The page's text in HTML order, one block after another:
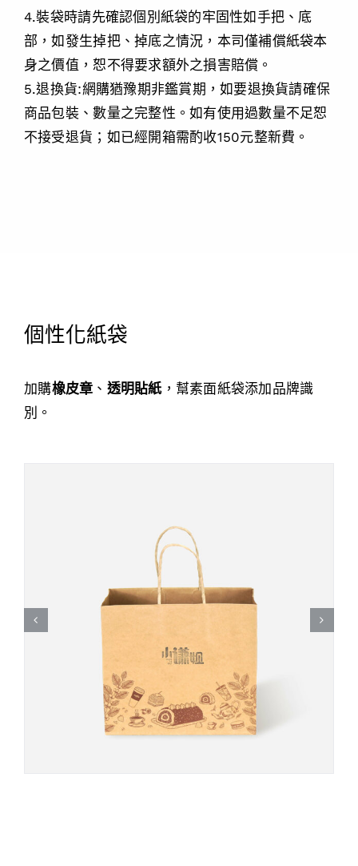
4.裝袋時請先確認個別紙袋的牢固性如手把、底
部，如發生掉把、掉底之情況，本司僅補償紙袋本
身之價值，恕不得要求額外之損害賠償。
5.退換貨:網購猶豫期非鑑賞期，如要退換貨請確保
商品包裝、數量之完整性。如有使用過數量不足恕
不接受退貨；如已經開箱需酌收150元整新費。
個性化紙袋
加購橡皮章 、 透明貼紙，幫素面紙袋添加品牌識
別。